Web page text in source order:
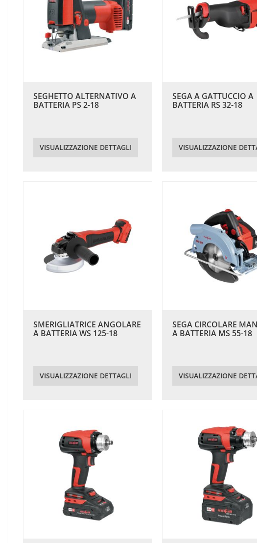
SEGHETTO ALTERNATIVO A
BATTERIA PS 2-18
VISUALIZZAZIONE DETTAGLI
SEGA A GATTUCCIO A
BATTERIA RS 32-18
VISUALIZZAZIONE
SMERIGLIATRICE ANGOLARE
A BATTERIA WS 125-18
VISUALIZZAZIONE DETTAGLI
SEGA CIRCOLARE
A BATTERIA MS 55-18
VISUALIZZAZIONE